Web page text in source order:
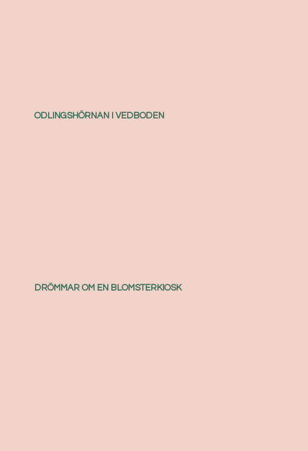
ODLINGSHÖRNAN I VEDBODEN
DRÖMMAR OM EN BLOMSTERKIOSK